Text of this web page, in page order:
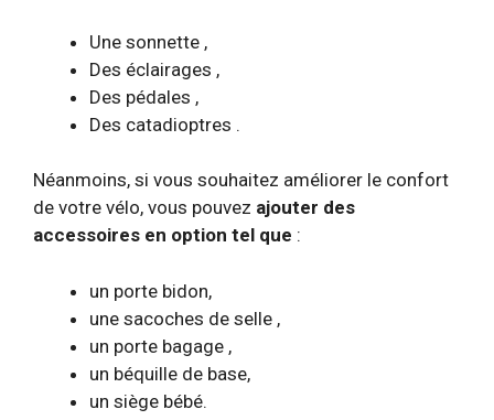
Une sonnette ,
Des éclairages ,
Des pédales ,
Des catadioptres .
Néanmoins, si vous souhaitez améliorer le confort
de votre vélo, vous pouvez ajouter des
accessoires en option tel que :
un porte bidon,
une sacoches de selle ,
un porte bagage ,
un béquille de base,
un siège bébé.